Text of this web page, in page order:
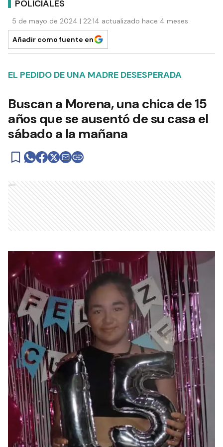
POLICIALES
5 de mayo de 2024 | 22:14 actualizado hace 4 meses
Añadir como fuente en
EL PEDIDO DE UNA MADRE DESESPERADA
Buscan a Morena, una chica de 15
años que se ausentó de su casa el
sábado a la mañana
Ads